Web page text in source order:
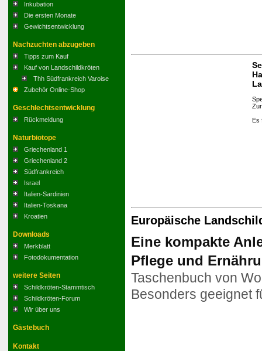
Inkubation
Die ersten Monate
Gewichtsentwicklung
Nachzuchten abzugeben
Tipps zum Kauf
Kauf von Landschildkröten
Thh Südfrankreich Varoise
Zubehör Online-Shop
Geschlechtsentwicklung
Rückmeldung
Naturbiotope
Griechenland 1
Griechenland 2
Südfrankreich
Israel
Italien-Sardinien
Italien-Toskana
Kroatien
Downloads
Merkblatt
Fotodokumentation
weitere Seiten
Schildkröten-Stammtisch
Schildkröten-Forum
Wir über uns
Gästebuch
Kontakt
Es
Europäische
Eine kompakte
Pflege und
Taschenbuch von
Besonders geeignet